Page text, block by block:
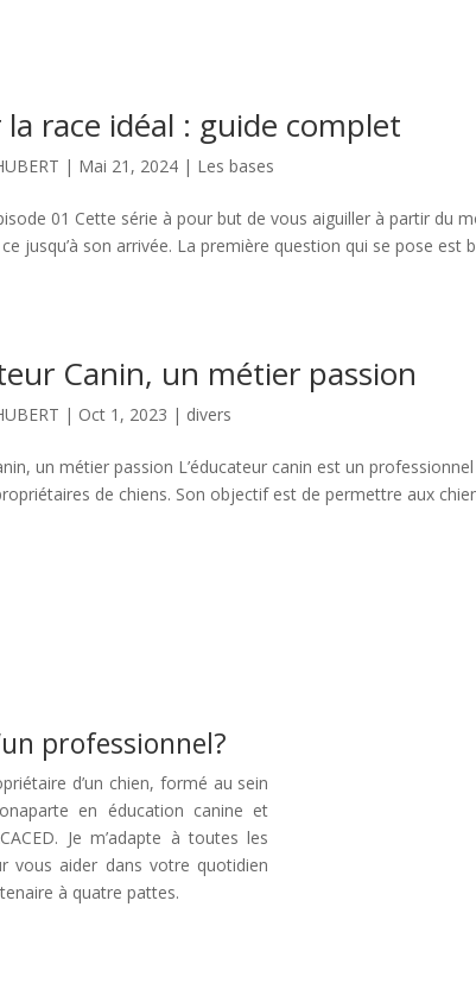
race idéal : guide complet
| Mai 21, 2024 | Les bases
01 Cette série à pour but de vous aiguiller à partir du
jusqu’à son arrivée. La première question qui se pose est
Canin, un métier passion
| Oct 1, 2023 | divers
un métier passion L’éducateur canin est un
de chiens. Son objectif est de permettre aux
professionnel?
d’un chien, formé au sein
en éducation canine et
Je m’adapte à toutes les
vous aider dans votre quotidien
à quatre pattes.